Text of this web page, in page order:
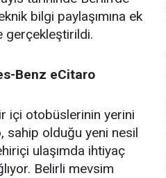
bilgi paylaşımına ek
gerçekleştirildi.
Benz eCitaro
içi otobüslerinin yerini
sahip olduğu yeni nesil
ulaşımda ihtiyaç
Belirli mevsim